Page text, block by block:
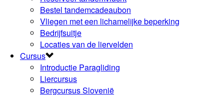
Bestel tandemcadeaubon
Vliegen met een lichamelijke beperking
Bedrijfsuitje
Locaties van de liervelden
Cursus
Introductie Paragliding
Liercursus
Bergcursus Slovenië